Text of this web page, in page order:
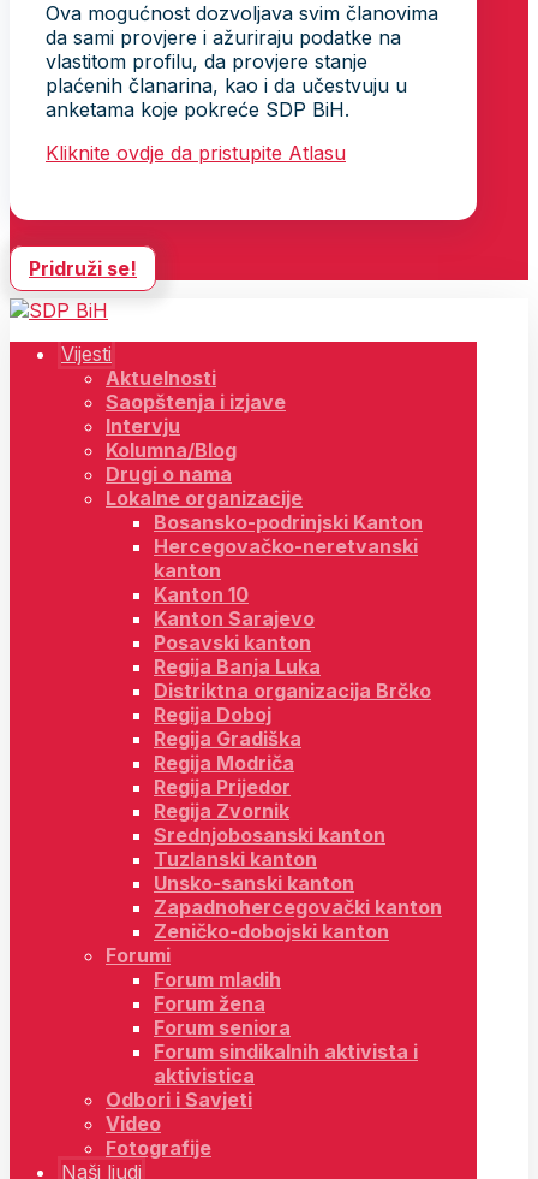
Ova mogućnost dozvoljava svim članovima
da sami provjere i ažuriraju podatke na
vlastitom profilu, da provjere stanje
plaćenih članarina, kao i da učestvuju u
anketama koje pokreće SDP BiH.
Kliknite ovdje da pristupite Atlasu
Pridruži se!
Vijesti
Aktuelnosti
Saopštenja i izjave
Intervju
Kolumna/Blog
Drugi o nama
Lokalne organizacije
Bosansko-podrinjski Kanton
Hercegovačko-neretvanski
kanton
Kanton 10
Kanton Sarajevo
Posavski kanton
Regija Banja Luka
Distriktna organizacija Brčko
Regija Doboj
Regija Gradiška
Regija Modriča
Regija Prijedor
Regija Zvornik
Srednjobosanski kanton
Tuzlanski kanton
Unsko-sanski kanton
Zapadnohercegovački kanton
Zeničko-dobojski kanton
Forumi
Forum mladih
Forum žena
Forum seniora
Forum sindikalnih aktivista i
aktivistica
Odbori i Savjeti
Video
Fotografije
Naši ljudi